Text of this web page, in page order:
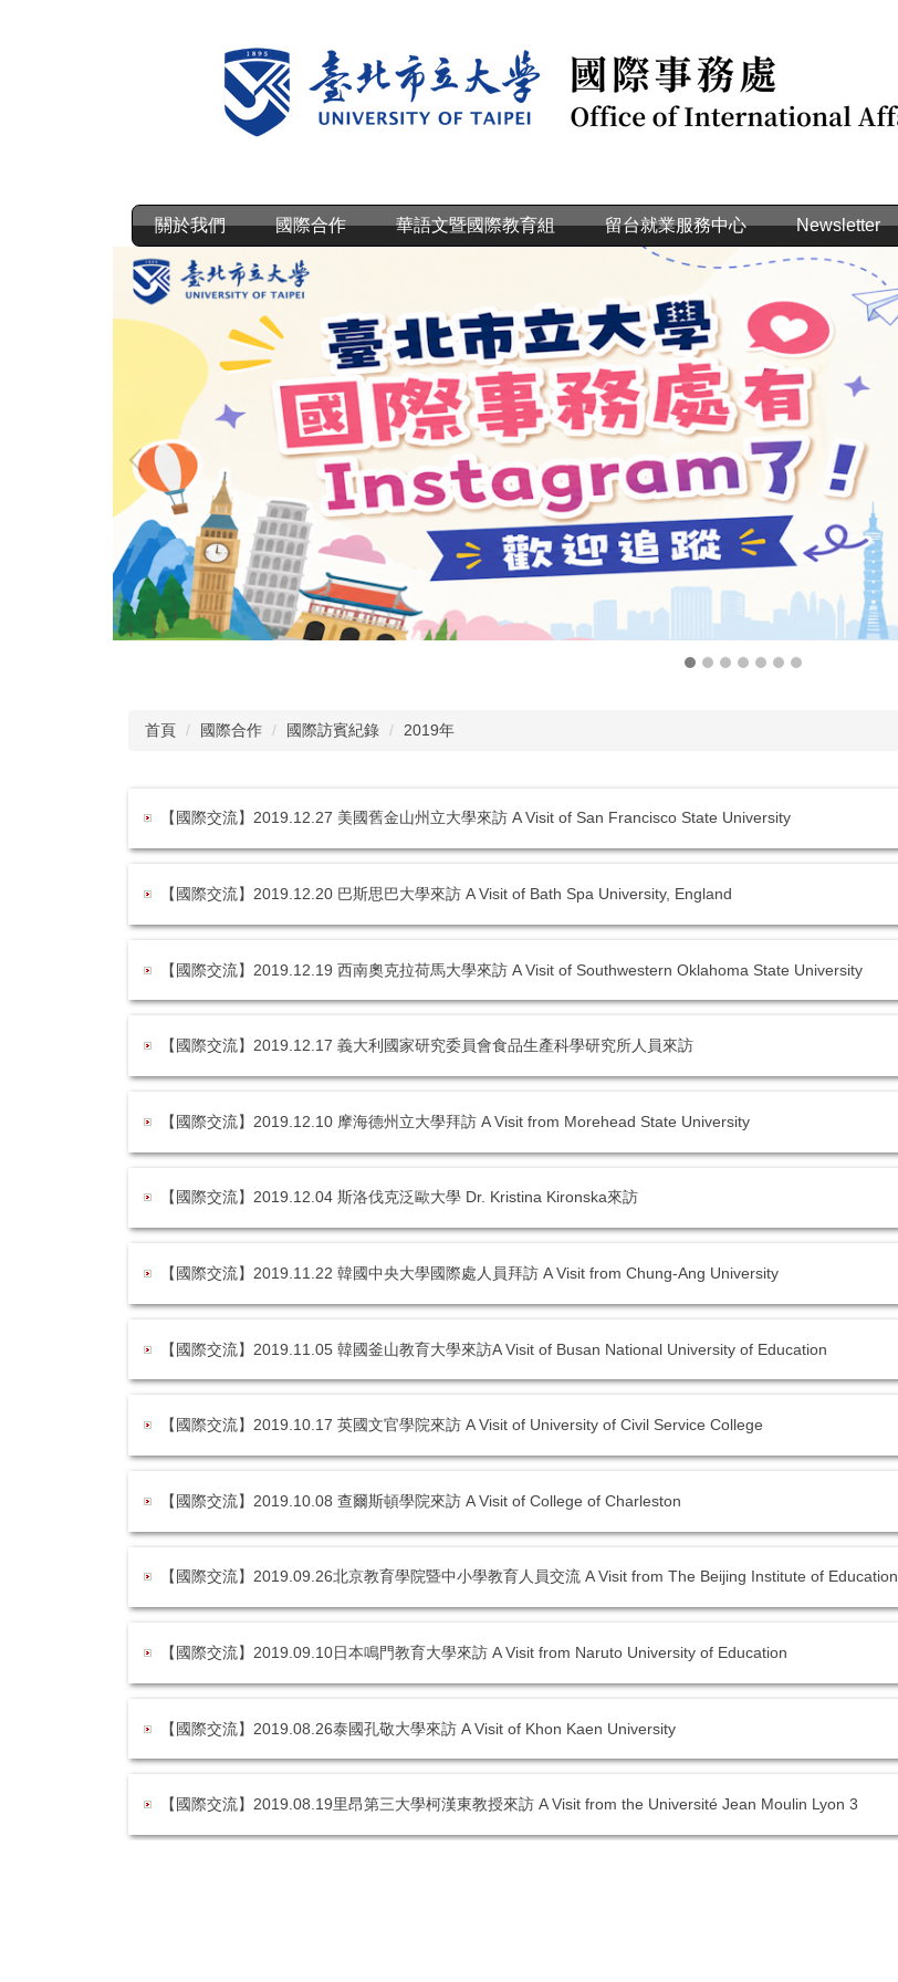
關於我們 國際合作 華語文暨國際教育組 留台就業服務中心 Newsletter
首頁 國際合作 國際訪賓紀錄 2019年
【國際交流】2019.12.27 美國舊金山州立大學來訪 A Visit of San Francisco State University
【國際交流】2019.12.20 巴斯思巴大學來訪 A Visit of Bath Spa University, England
【國際交流】2019.12.19 西南奧克拉荷馬大學來訪 A Visit of Southwestern Oklahoma State University
【國際交流】2019.12.17 義大利國家研究委員會食品生產科學研究所人員來訪
【國際交流】2019.12.10 摩海德州立大學拜訪 A Visit from Morehead State University
【國際交流】2019.12.04 斯洛伐克泛歐大學 Dr. Kristina Kironska來訪
【國際交流】2019.11.22 韓國中央大學國際處人員拜訪 A Visit from Chung-Ang University
【國際交流】2019.11.05 韓國釜山教育大學來訪A Visit of Busan National University of Education
【國際交流】2019.10.17 英國文官學院來訪 A Visit of University of Civil Service College
【國際交流】2019.10.08 查爾斯頓學院來訪 A Visit of College of Charleston
【國際交流】2019.09.26北京教育學院暨中小學教育人員交流 A Visit from The Beijing Institute of Education
【國際交流】2019.09.10日本鳴門教育大學來訪 A Visit from Naruto University of Education
【國際交流】2019.08.26泰國孔敬大學來訪 A Visit of Khon Kaen University
【國際交流】2019.08.19里昂第三大學柯漢東教授來訪 A Visit from the Université Jean Moulin Lyon 3